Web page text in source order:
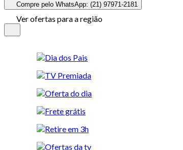
Compre pelo WhatsApp: (21) 97971-2181
Ver ofertas para a região